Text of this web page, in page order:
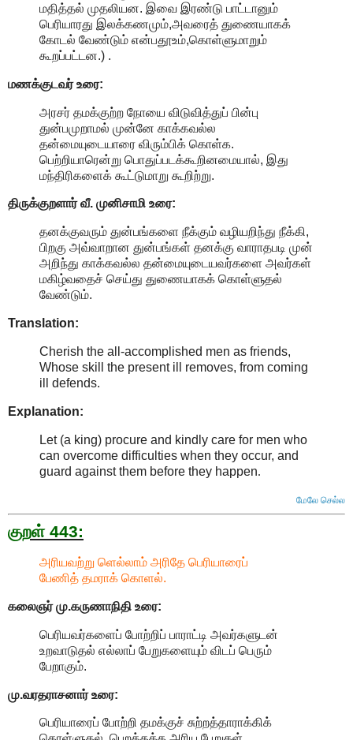
மதித்தல் முதலியன. இவை இரண்டு பாட்டானும்
பெரியாரது இலக்கணமும்,அவரைத் துணையாகக்
கோடல் வேண்டும் என்பதூஉம்,கொள்ளுமாறும்
கூறப்பட்டன.) .
மணக்குடவர் உரை:
அரசர் தமக்குற்ற நோயை விடுவித்துப் பின்பு
துன்பமுறாமல் முன்னே காக்கவல்ல
தன்மையுடையாரை விரும்பிக் கொள்க.
பெற்றியாரென்று பொதுப்படக்கூறினமையால், இது
மந்திரிகளைக் கூட்டுமாறு கூறிற்று.
திருக்குறளார் வீ. முனிசாமி உரை:
தனக்குவரும் துன்பங்களை நீக்கும் வழியறிந்து நீக்கி,
பிறகு அவ்வாறான துன்பங்கள் தனக்கு வாராதபடி முன்
அறிந்து காக்கவல்ல தன்மையுடையவர்களை அவர்கள்
மகிழ்வதைச் செய்து துணையாகக் கொள்ளுதல்
வேண்டும்.
Translation:
Cherish the all-accomplished men as friends,
Whose skill the present ill removes, from coming
ill defends.
Explanation:
Let (a king) procure and kindly care for men who
can overcome difficulties when they occur, and
guard against them before they happen.
மேலே செல்ல
குறள் 443:
அரியவற்று ளெல்லாம் அரிதே பெரியாரைப்
பேணித் தமராக் கொளல்.
கலைஞர் மு.கருணாநிதி உரை:
பெரியவர்களைப் போற்றிப் பாராட்டி அவர்களுடன்
உறவாடுதல் எல்லாப் பேறுகளையும் விடப் பெரும்
பேறாகும்.
மு.வரதராசனார்உரை:
பெரியாரைப் போற்றி தமக்குச் சுற்றத்தாராக்கிக்